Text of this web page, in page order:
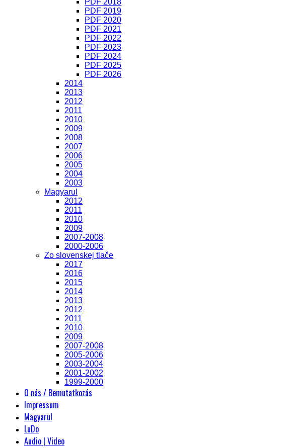
PDF 2018
PDF 2019
PDF 2020
PDF 2021
PDF 2022
PDF 2023
PDF 2024
PDF 2025
PDF 2026
2014
2013
2012
2011
2010
2009
2008
2007
2006
2005
2004
2003
Magyarul
2012
2011
2010
2009
2007-2008
2000-2006
Zo slovenskej tlače
2017
2016
2015
2014
2013
2012
2011
2010
2009
2007-2008
2005-2006
2003-2004
2001-2002
1999-2000
O nás / Bemutatkozás
Impressum
Magyarul
LuDo
Audio | Video